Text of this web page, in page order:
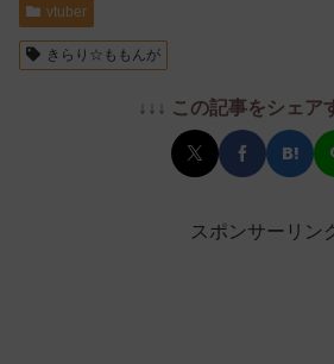
vtuber
きらり☆ももんが
↓↓↓ この記事をシェア
スポンサーリン